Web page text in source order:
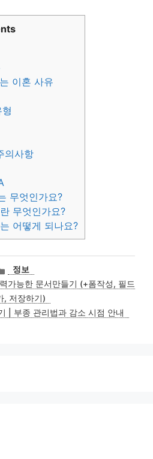
이혼 사유
의사항
무엇인가요?
무엇인가요?
어떻게 되나요?
카
테
고
리
정보
가능한 문서만들기 (+폼작성, 필드
, 저장하기)
| 부종 관리법과 감소 시점 안내